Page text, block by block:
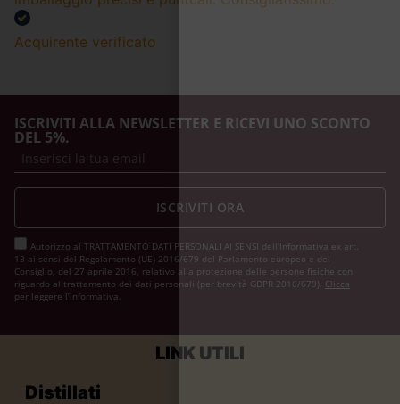
Acquirente verificato
ISCRIVITI ALLA NEWSLETTER E RICEVI UNO SCONTO
DEL 5%.
Autorizzo al TRATTAMENTO DATI PERSONALI AI SENSI dell'Informativa ex art.
13 ai sensi del Regolamento (UE) 2016/679 del Parlamento europeo e del
Consiglio, del 27 aprile 2016, relativo alla protezione delle persone fisiche con
riguardo al trattamento dei dati personali (per brevità GDPR 2016/679). Clicca
per leggere l’informativa.
ISCRIVITI ORA
LINK UTILI
Distillati